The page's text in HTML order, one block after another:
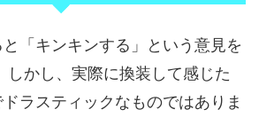
「キンキンする」という意見を
しかし、実際に換装して感じた
ラスティックなものではありま